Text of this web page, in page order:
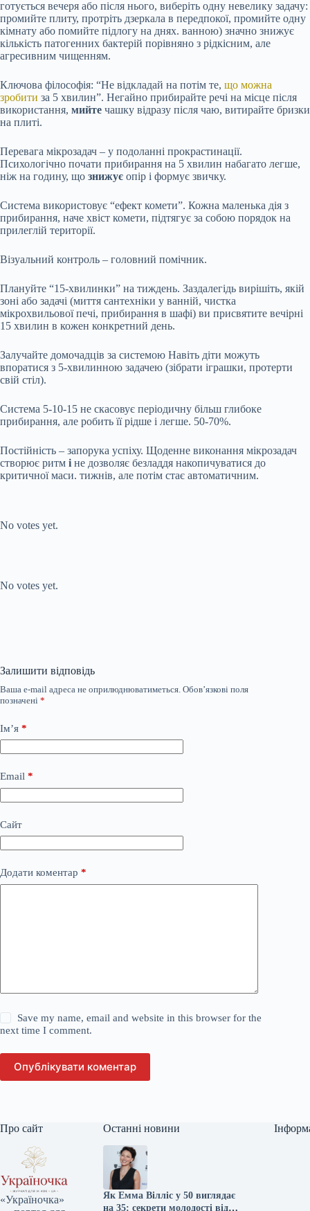
готується вечеря або після нього, виберіть одну невелику задачу:
промийте плиту, протріть дзеркала в передпокої, промийте одну
кімнату або помийте підлогу на днях. ванною) значно знижує
кількість патогенних бактерій порівняно з рідкісним, але
агресивним чищенням.
Ключова філософія: “Не відкладай на потім те, що можна
зробити за 5 хвилин”. Негайно прибирайте речі на місце після
використання, мийте чашку відразу після чаю, витирайте бризки
на плиті.
Перевага мікрозадач – у подоланні прокрастинації.
Психологічно почати прибирання на 5 хвилин набагато легше,
ніж на годину, що знижує опір і формує звичку.
Система використовує “ефект комети”. Кожна маленька дія з
прибирання, наче хвіст комети, підтягує за собою порядок на
прилеглій території.
Візуальний контроль – головний помічник.
Плануйте “15-хвилинки” на тиждень. Заздалегідь вирішіть, якій
зоні або задачі (миття сантехніки у ванній, чистка
мікрохвильової печі, прибирання в шафі) ви присвятите вечірні
15 хвилин в кожен конкретний день.
Залучайте домочадців за системою Навіть діти можуть
впоратися з 5-хвилинною задачею (зібрати іграшки, протерти
свій стіл).
Система 5-10-15 не скасовує періодичну більш глибоке
прибирання, але робить її рідше і легше. 50-70%.
Постійність – запорука успіху. Щоденне виконання мікрозадач
створює ритм і не дозволяє безладдя накопичуватися до
критичної маси. тижнів, але потім стає автоматичним.
No votes yet.
No votes yet.
Залишити відповідь
Ваша e-mail адреса не оприлюднюватиметься. Обов’язкові поля
позначені *
Ім’я *
Email *
Сайт
Додати коментар *
Save my name, email and website in this browser for the
next time I comment.
Опублікувати коментар
Про сайт
«Україночка»
Останні новини
Як Емма Вілліс у 50 виглядає
на 35: секрети молодості від